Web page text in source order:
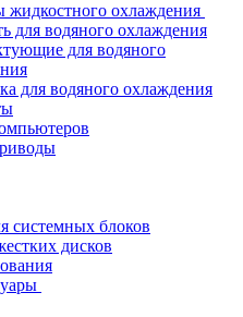
жидкостного охлаждения
для водяного охлаждения
для водяного
для водяного охлаждения
системных блоков
дисков